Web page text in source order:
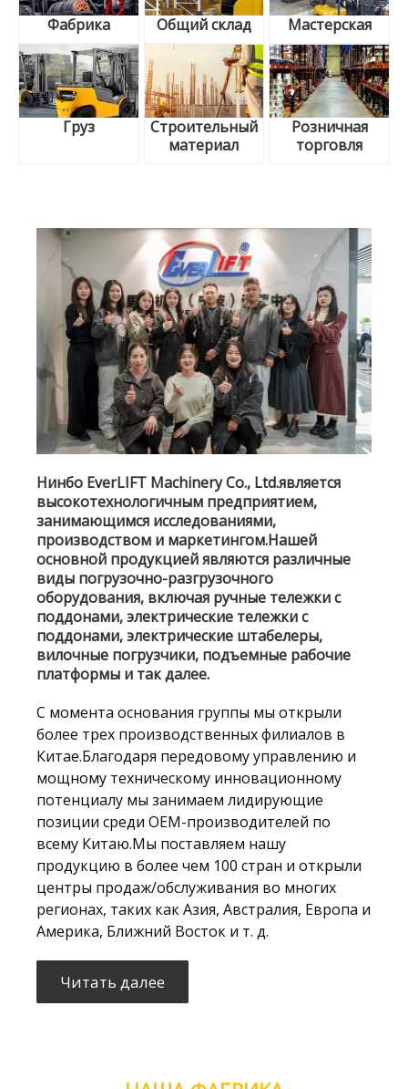
Фабрика Общий склад Мастерская
Груз
Строительный
материал
Розничная
торговля
Нинбо EverLIFT Machinery Co., Ltd.является
высокотехнологичным предприятием,
занимающимся исследованиями,
производством и маркетингом.Нашей
основной продукцией являются различные
виды погрузочно-разгрузочного
оборудования, включая ручные тележки с
поддонами, электрические тележки с
поддонами, электрические штабелеры,
вилочные погрузчики, подъемные рабочие
платформы и так далее.
С момента основания группы мы открыли
более трех производственных филиалов в
Китае.Благодаря передовому управлению и
мощному техническому инновационному
потенциалу мы занимаем лидирующие
позиции среди OEM-производителей по
всему Китаю.Мы поставляем нашу
продукцию в более чем 100 стран и открыли
центры продаж/обслуживания во многих
регионах, таких как Азия, Австралия, Европа и
Америка, Ближний Восток и т. д.
Читать далее